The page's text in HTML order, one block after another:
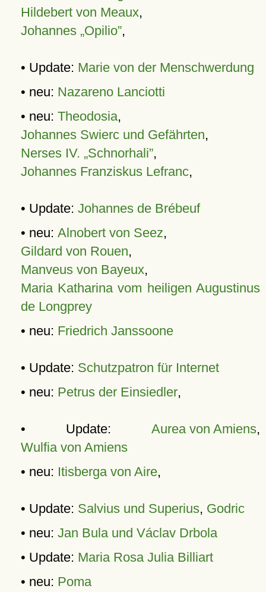
Hildebert von Meaux,
Johannes „Opilio”,
• Update: Marie von der Menschwerdung
• neu: Nazareno Lanciotti
• neu: Theodosia,
Johannes Swierc und Gefährten,
Nerses IV. „Schnorhali”,
Johannes Franziskus Lefranc,
• Update: Johannes de Brébeuf
• neu: Alnobert von Seez,
Gildard von Rouen,
Manveus von Bayeux,
Maria Katharina vom heiligen Augustinus
de Longprey
• neu: Friedrich Janssoone
• Update: Schutzpatron für Internet
• neu: Petrus der Einsiedler,
• Update: Aurea von Amiens,
Wulfia von Amiens
• neu: Itisberga von Aire,
• Update: Salvius und Superius, Godric
• neu: Jan Bula und Václav Drbola
• Update: Maria Rosa Julia Billiart
• neu: Poma